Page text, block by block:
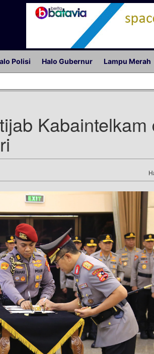
Polisi Halo Gubernur Lampu Merah
Kabaintelkam